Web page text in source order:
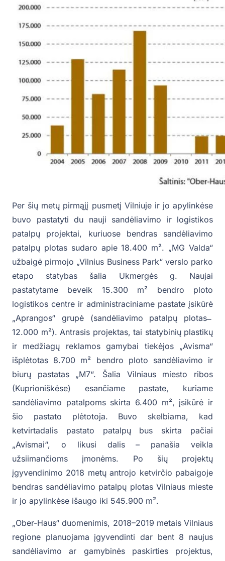
Per šių metų pirmąjį pusmetį Vilniuje ir jo apylinkėse
buvo pastatyti du nauji sandėliavimo ir logistikos
patalpų projektai, kuriuose bendras sandėliavimo
patalpų plotas sudaro apie 18.400 m². „MG Valda“
užbaigė pirmojo „Vilnius Business Park“ verslo parko
etapo statybas šalia Ukmergės g. Naujai
pastatytame beveik 15.300 m² bendro ploto
logistikos centre ir administraciniame pastate įsikūrė
„Aprangos“ grupė (sandėliavimo patalpų plotas ̶
12.000 m²). Antrasis projektas, tai statybinių plastikų
ir medžiagų reklamos gamybai tiekėjos „Avisma“
išplėtotas 8.700 m² bendro ploto sandėliavimo ir
biurų pastatas „M7“. Šalia Vilniaus miesto ribos
(Kuprioniškėse) esančiame pastate, kuriame
sandėliavimo patalpoms skirta 6.400 m², įsikūrė ir
šio pastato plėtotoja. Buvo skelbiama, kad
ketvirtadalis pastato patalpų bus skirta pačiai
„Avismai“, o likusi dalis – panašia veikla
užsiimančioms įmonėms. Po šių projektų
įgyvendinimo 2018 metų antrojo ketvirčio pabaigoje
bendras sandėliavimo patalpų plotas Vilniaus mieste
ir jo apylinkėse išaugo iki 545.900 m².
„Ober-Haus“ duomenimis, 2018–2019 metais Vilniaus
regione planuojama įgyvendinti dar bent 8 naujus
sandėliavimo ar gamybinės paskirties projektus,